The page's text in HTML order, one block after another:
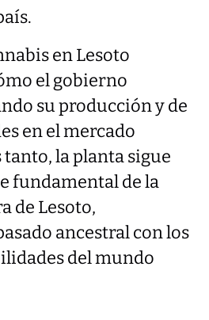
en Lesoto
el gobierno
su producción y de
en el mercado
la planta sigue
fundamental de la
de Lesoto,
ancestral con los
del mundo